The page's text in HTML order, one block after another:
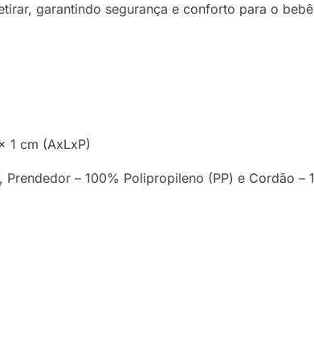
garantindo segurança e conforto para o
1 cm (AxLxP)
– 100% Polipropileno (PP) e Cordão –